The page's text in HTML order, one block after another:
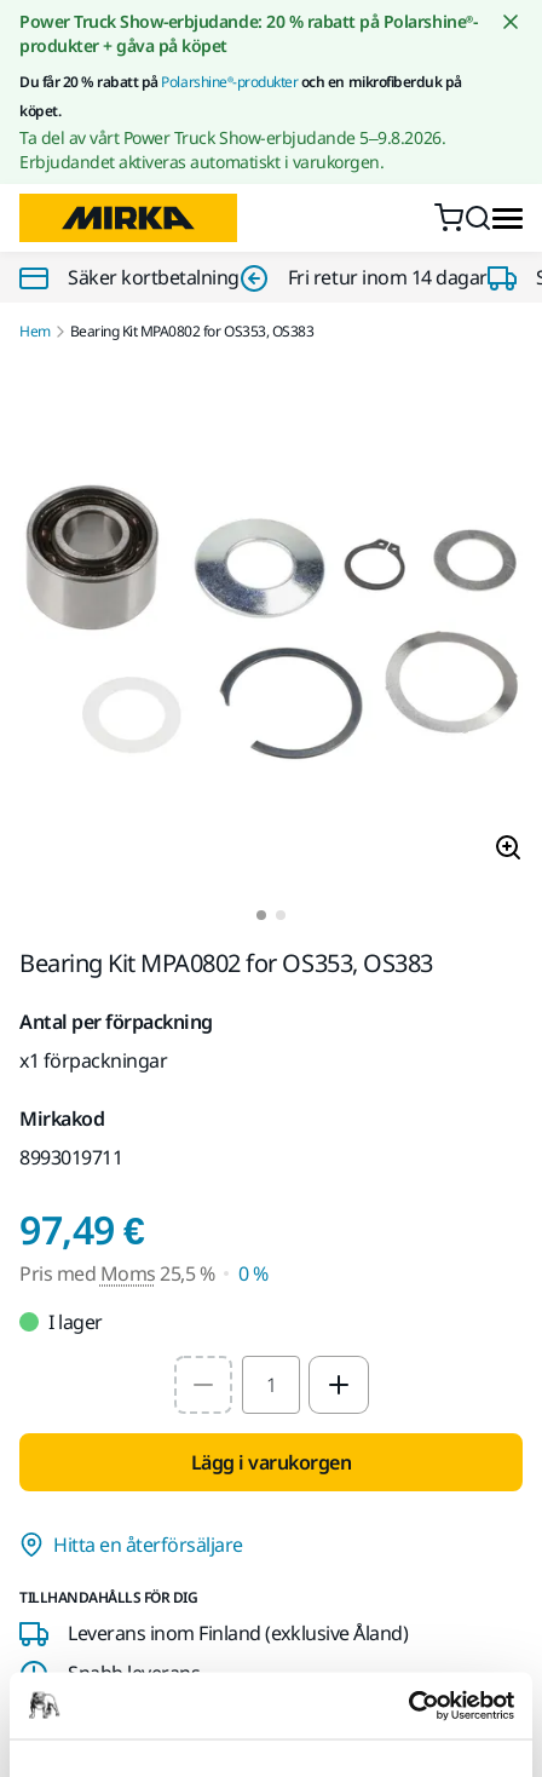
Gå till innehållet
Power Truck Show-erbjudande: 20 % rabatt på Polarshine®-
produkter + gåva på köpet
Du får 20 % rabatt påPolarshine®-produkteroch en mikrofiberduk på
köpet.
Ta del av vårt Power Truck Show-erbjudande 5–9.8.2026.
Erbjudandet aktiveras automatiskt i varukorgen.
Säker kortbetalning Fri retur inom 14 dagar
Hem Bearing Kit MPA0802 for OS353, OS383
Bearing Kit MPA0802 for OS353, OS383
Antal per förpackning
x1 förpackningar
Mirkakod
8993019711
97,49 €Pris med Moms 25,5
Pris med Moms25,5 %
0 %
I lager
Select quantity value
Lägg i varukorgen
Hitta en återförsäljare
TILLHANDAHÅLLS FÖR DIG
Leverans inom Finland (exklusive Åland)
Snabb leverans